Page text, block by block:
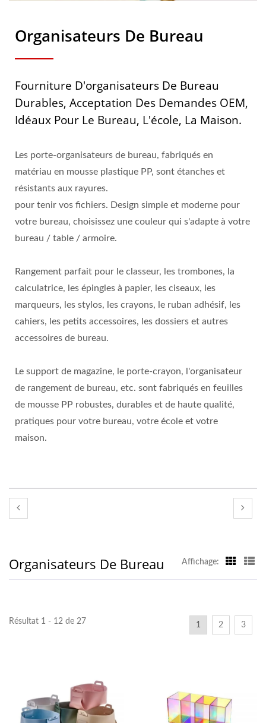
Organisateurs De Bureau
Fourniture D'organisateurs De Bureau
Durables, Acceptation Des Demandes OEM,
Idéaux Pour Le Bureau, L'école, La Maison.
Les porte-organisateurs de bureau, fabriqués en
matériau en mousse plastique PP, sont étanches et
résistants aux rayures.
pour tenir vos fichiers. Design simple et moderne pour
votre bureau, choisissez une couleur qui s'adapte à votre
bureau / table / armoire.
Rangement parfait pour le classeur, les trombones, la
calculatrice, les épingles à papier, les ciseaux, les
marqueurs, les stylos, les crayons, le ruban adhésif, les
cahiers, les petits accessoires, les dossiers et autres
accessoires de bureau.
Le support de magazine, le porte-crayon, l'organisateur
de rangement de bureau, etc. sont fabriqués en feuilles
de mousse PP robustes, durables et de haute qualité,
pratiques pour votre bureau, votre école et votre
maison.
Organisateurs De Bureau Affichage:
Résultat 1 - 12 de 27 1 2 3